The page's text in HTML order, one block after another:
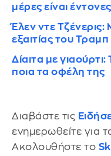
μέρες είναι
Έλεν ντε
εξαιτίας του Τραμπ
Δίαιτα με γιαούρτι:
ποια τα οφέλη της
Διαβάστε τις
ενημερωθείτε για
Ακολουθήστε το